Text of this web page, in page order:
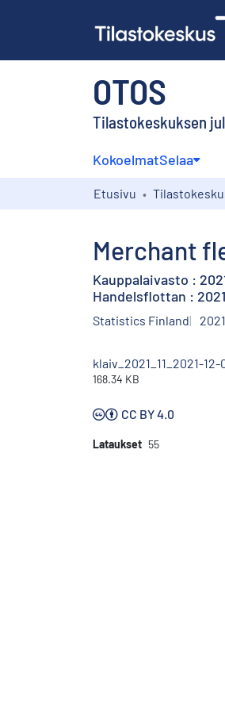
OTOS
Tilastokeskuksen
KokoelmatSelaa
Etusivu
Merchant
Kauppalaivasto :
Handelsflottan :
Statistics Finland 2021
klaiv_2021_11_2021-
168.34 KB
CC BY 4.0
Lataukset 55